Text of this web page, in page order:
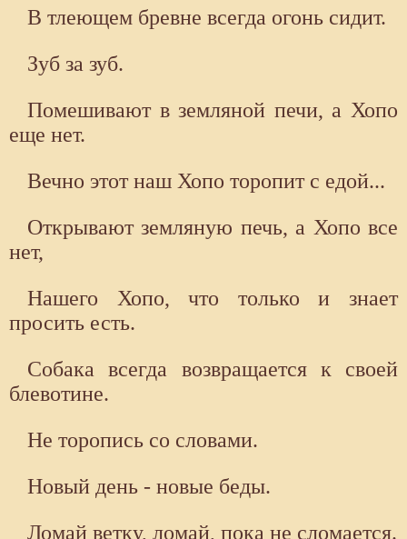
В тлеющем бревне всегда огонь сидит.
Зуб за зуб.
Помешивают в земляной печи, а Хопо
еще нет.
Вечно этот наш Хопо торопит с едой...
Открывают земляную печь, а Хопо все
нет,
Нашего Хопо, что только и знает
просить есть.
Собака всегда возвращается к своей
блевотине.
Не торопись со словами.
Новый день - новые беды.
Ломай ветку, ломай, пока не сломается.